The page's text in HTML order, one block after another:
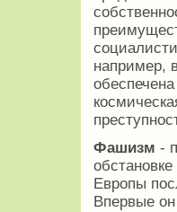
например,
Фашизм -
Европы
Впервые